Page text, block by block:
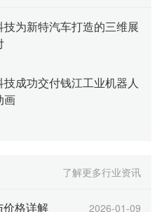
技为新特汽车打造的三维展
成功交付钱江工业机器人
画
了解更多行业资讯
格详解 2026-01-09